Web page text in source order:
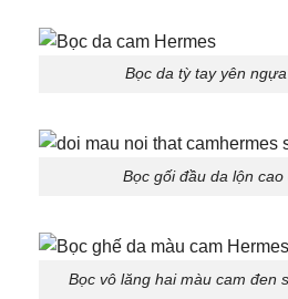
Bọc da tỳ tay yên
Bọc gối đầu da lộn
Bọc vô lăng hai màu cam đen